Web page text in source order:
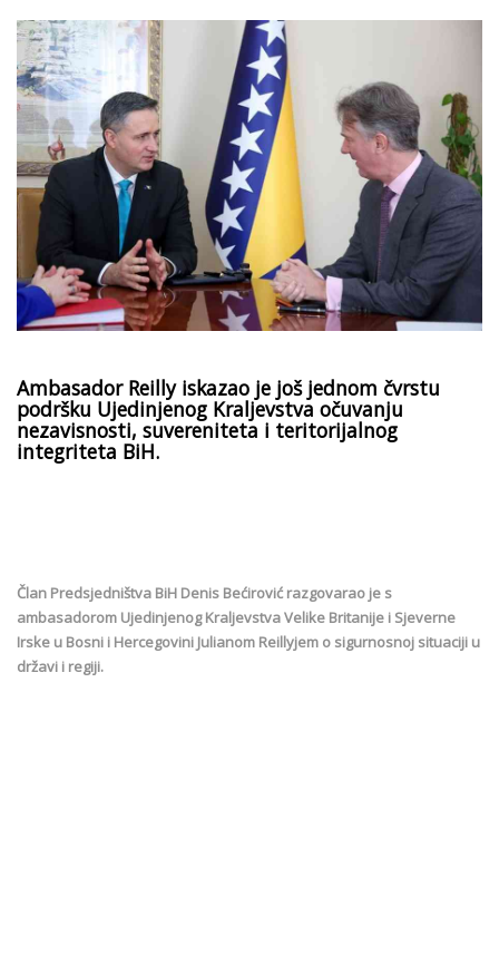
Ambasador Reilly iskazao je još jednom čvrstu
podršku Ujedinjenog Kraljevstva očuvanju
nezavisnosti, suvereniteta i teritorijalnog
integriteta BiH.
Član Predsjedništva BiH Denis Bećirović razgovarao je s
ambasadorom Ujedinjenog Kraljevstva Velike Britanije i Sjeverne
Irske u Bosni i Hercegovini Julianom Reillyjem o sigurnosnoj situaciji u
državi i regiji.